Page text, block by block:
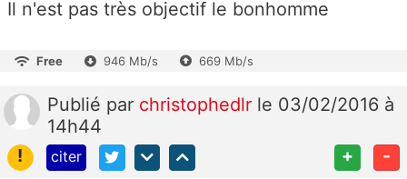
Il n'est pas très objectif le bonhomme
Free 946 Mb/s 669 Mb/s
Publié par christophedlr le 03/02/2016 à
14h44
!
citer + -